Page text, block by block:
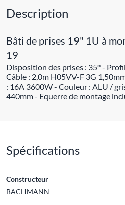
Description
Bâti de prises 19" 1U à
19
Disposition des prises : 35° -
Câble : 2,0m H05VV-F 3G
: 16A 3600W - Couleur : ALU /
440mm - Equerre de montage
Spécifications
Constructeur
BACHMANN